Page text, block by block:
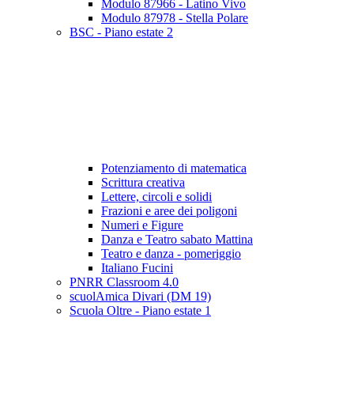
Modulo 87966 - Latino Vivo
Modulo 87978 - Stella Polare
BSC - Piano estate 2
Potenziamento di matematica
Scrittura creativa
Lettere, circoli e solidi
Frazioni e aree dei poligoni
Numeri e Figure
Danza e Teatro sabato Mattina
Teatro e danza - pomeriggio
Italiano Fucini
PNRR Classroom 4.0
scuolAmica Divari (DM 19)
Scuola Oltre - Piano estate 1